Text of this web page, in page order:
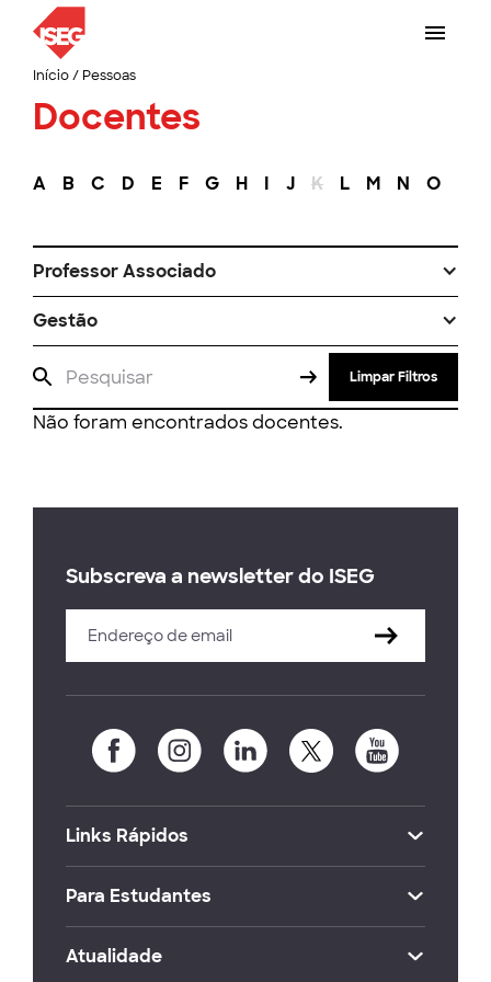
Início/ Pessoas
Docentes
A B C D E F G H I J K L M N O
Professor Associado
Gestão
Limpar Filtros
Não foram encontrados docentes.
Subscreva a newsletter do ISEG
Links Rápidos
Para Estudantes
Atualidade